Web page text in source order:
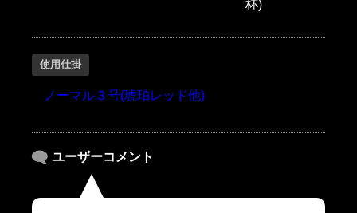
杯)
使用仕掛
ノーマル３号(琥珀レッド他)
ユーザーコメント